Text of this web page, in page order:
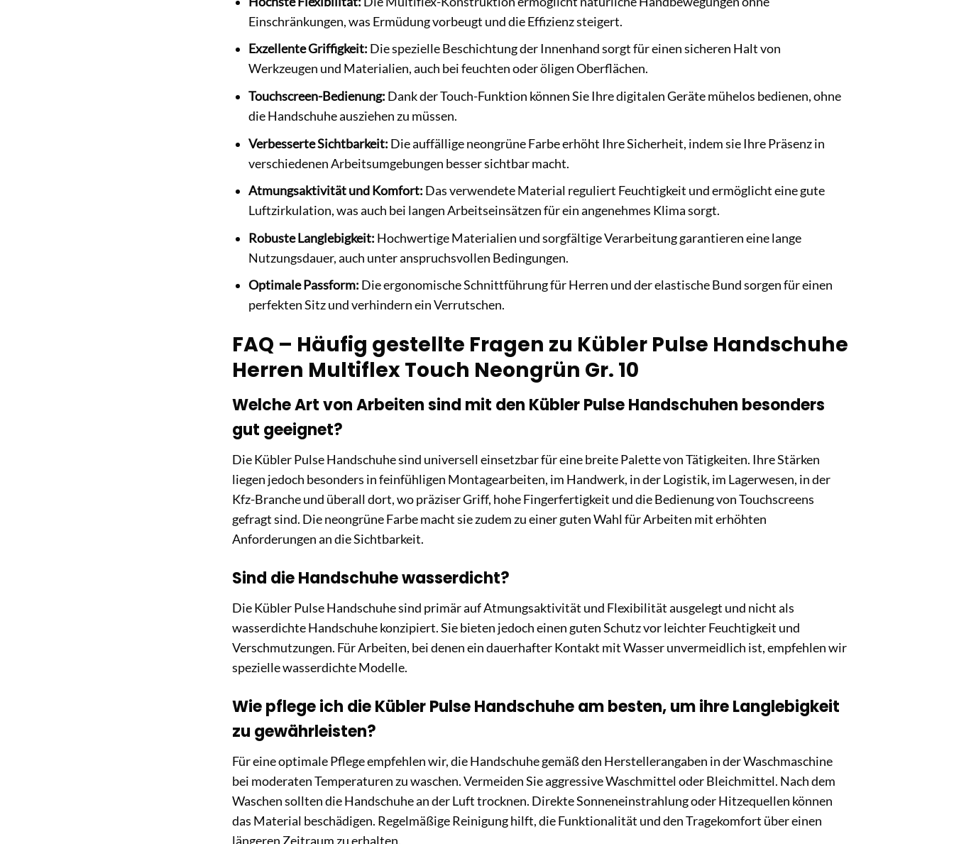
Einschränkungen, was Ermüdung vorbeugt und die Effizienz steigert.
Exzellente Griffigkeit: Die spezielle Beschichtung der Innenhand sorgt für einen sicheren Halt von
Werkzeugen und Materialien, auch bei feuchten oder öligen Oberflächen.
Touchscreen-Bedienung: Dank der Touch-Funktion können Sie Ihre digitalen Geräte mühelos bedienen, ohne
die Handschuhe ausziehen zu müssen.
Verbesserte Sichtbarkeit: Die auffällige neongrüne Farbe erhöht Ihre Sicherheit, indem sie Ihre Präsenz in
verschiedenen Arbeitsumgebungen besser sichtbar macht.
Atmungsaktivität und Komfort: Das verwendete Material reguliert Feuchtigkeit und ermöglicht eine gute
Luftzirkulation, was auch bei langen Arbeitseinsätzen für ein angenehmes Klima sorgt.
Robuste Langlebigkeit: Hochwertige Materialien und sorgfältige Verarbeitung garantieren eine lange
Nutzungsdauer, auch unter anspruchsvollen Bedingungen.
Optimale Passform: Die ergonomische Schnittführung für Herren und der elastische Bund sorgen für einen
perfekten Sitz und verhindern ein Verrutschen.
FAQ – Häufig gestellte Fragen zu Kübler Pulse Handschuhe
Herren Multiflex Touch Neongrün Gr. 10
Welche Art von Arbeiten sind mit den Kübler Pulse Handschuhen besonders
gut geeignet?
Die Kübler Pulse Handschuhe sind universell einsetzbar für eine breite Palette von Tätigkeiten. Ihre Stärken
liegen jedoch besonders in feinfühligen Montagearbeiten, im Handwerk, in der Logistik, im Lagerwesen, in der
Kfz-Branche und überall dort, wo präziser Griff, hohe Fingerfertigkeit und die Bedienung von Touchscreens
gefragt sind. Die neongrüne Farbe macht sie zudem zu einer guten Wahl für Arbeiten mit erhöhten
Anforderungen an die Sichtbarkeit.
Sind die Handschuhe wasserdicht?
Die Kübler Pulse Handschuhe sind primär auf Atmungsaktivität und Flexibilität ausgelegt und nicht als
wasserdichte Handschuhe konzipiert. Sie bieten jedoch einen guten Schutz vor leichter Feuchtigkeit und
Verschmutzungen. Für Arbeiten, bei denen ein dauerhafter Kontakt mit Wasser unvermeidlich ist, empfehlen wir
spezielle wasserdichte Modelle.
Wie pflege ich die Kübler Pulse Handschuhe am besten, um ihre Langlebigkeit
zu gewährleisten?
Für eine optimale Pflege empfehlen wir, die Handschuhe gemäß den Herstellerangaben in der Waschmaschine
bei moderaten Temperaturen zu waschen. Vermeiden Sie aggressive Waschmittel oder Bleichmittel. Nach dem
Waschen sollten die Handschuhe an der Luft trocknen. Direkte Sonneneinstrahlung oder Hitzequellen können
das Material beschädigen. Regelmäßige Reinigung hilft, die Funktionalität und den Tragekomfort über einen
längeren Zeitraum zu erhalten.